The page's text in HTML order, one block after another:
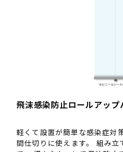
飛沫感染防止ロールアップ
軽くて設置が簡単な感染症対
間仕切りに使えます。 組み